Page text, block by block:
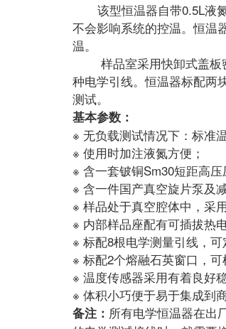
该型恒温器自带0.5L液氮
不会影响系统的控温。恒温
温。
样品室采用快卸式盖板密
种电学引线。恒温器标配两
测试。
基本参数：
※ 无负载测试情况下：标准
※ 使用时加注液氮方便；
※ 含一套铍铜Sm30短距高
※ 含一件国产真空旋片泵及
※ 样品处于真空腔体中，采
※ 内部样品座配有可插拔热
※ 标配8根电学测量引线，
※ 标配2个熔融石英窗口，
※ 温度传感器采用有着良好
※ 体积小巧便于易于集成到
备注： 所有电学恒温器在出